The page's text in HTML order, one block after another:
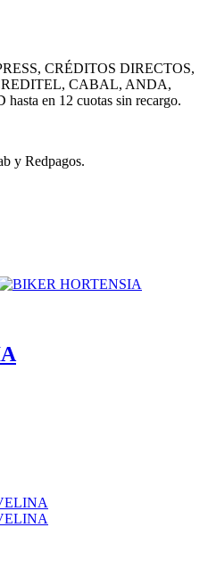
CRÉDITOS DIRECTOS,
CABAL, ANDA,
en 12 cuotas sin recargo.
y Redpagos.